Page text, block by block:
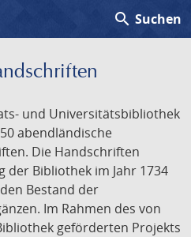
search Suchen
und Universitätsbibliothek
abendländische
Die Handschriften
Bibliothek im Jahr 1734
Bestand der
Im Rahmen des von
geförderten Projekts